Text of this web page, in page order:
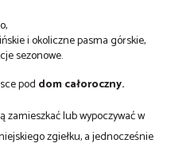
i okoliczne pasma górskie,
sezonowe.
pod dom całoroczny.
zamieszkać lub wypoczywać w
zgiełku, a jednocześnie